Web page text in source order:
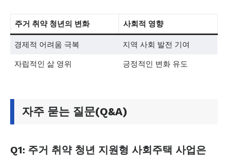
주거 취약 청년의 변화 사회적 영향
경제적 어려움 극복 지역 사회 발전 기여
자립적인 삶 영위 긍정적인 변화 유도
자주 묻는 질문(Q&A)
Q1: 주거 취약 청년 지원형 사회주택 사업은